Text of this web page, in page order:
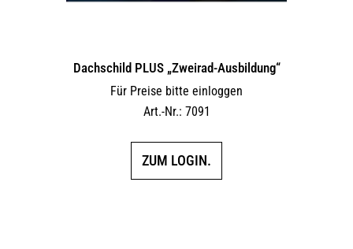
Dachschild PLUS „Zweirad-Ausbildung“
Für Preise bitte einloggen
Art.-Nr.: 7091
ZUM LOGIN.